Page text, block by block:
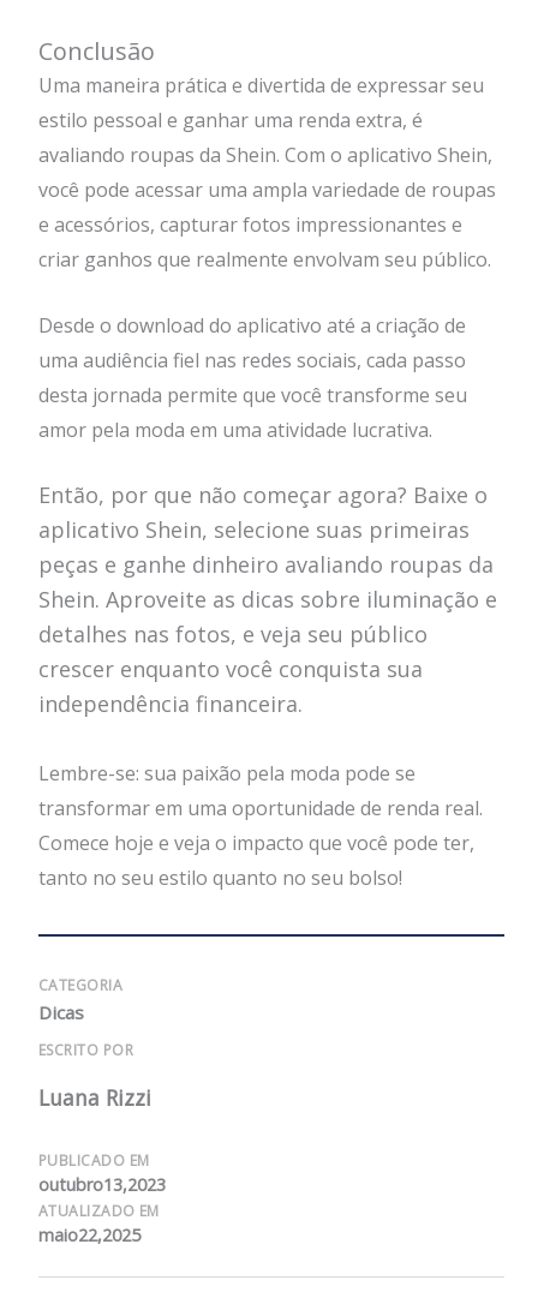
Conclusão
Uma maneira prática e divertida de expressar seu
estilo pessoal e ganhar uma renda extra, é
avaliando roupas da Shein. Com o aplicativo Shein,
você pode acessar uma ampla variedade de roupas
e acessórios, capturar fotos impressionantes e
criar ganhos que realmente envolvam seu público.
Desde o download do aplicativo até a criação de
uma audiência fiel nas redes sociais, cada passo
desta jornada permite que você transforme seu
amor pela moda em uma atividade lucrativa.
Então, por que não começar agora? Baixe o
aplicativo Shein, selecione suas primeiras
peças e ganhe dinheiro avaliando roupas da
Shein. Aproveite as dicas sobre iluminação e
detalhes nas fotos, e veja seu público
crescer enquanto você conquista sua
independência financeira.
Lembre-se: sua paixão pela moda pode se
transformar em uma oportunidade de renda real.
Comece hoje e veja o impacto que você pode ter,
tanto no seu estilo quanto no seu bolso!
CATEGORIA
Dicas
ESCRITO POR
Luana Rizzi
PUBLICADO EM
outubro13,2023
ATUALIZADO EM
maio22,2025